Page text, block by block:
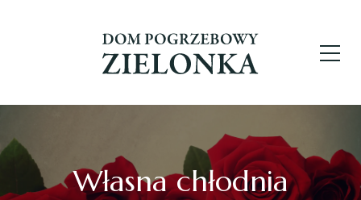
Własna chłodnia